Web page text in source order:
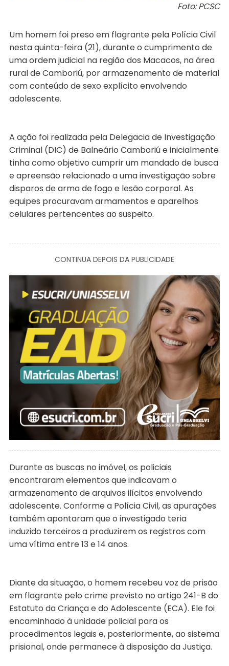
Foto: PCSC
Um homem foi preso em flagrante pela Polícia Civil
nesta quinta-feira (21), durante o cumprimento de
uma ordem judicial na região dos Macacos, na área
rural de Camboriú, por armazenamento de material
com conteúdo de sexo explícito envolvendo
adolescente.
A ação foi realizada pela Delegacia de Investigação
Criminal (DIC) de Balneário Camboriú e inicialmente
tinha como objetivo cumprir um mandado de busca
e apreensão relacionado a uma investigação sobre
disparos de arma de fogo e lesão corporal. As
equipes procuravam armamentos e aparelhos
celulares pertencentes ao suspeito.
CONTINUA DEPOIS DA PUBLICIDADE
Durante as buscas no imóvel, os policiais
encontraram elementos que indicavam o
armazenamento de arquivos ilícitos envolvendo
adolescente. Conforme a Polícia Civil, as apurações
também apontaram que o investigado teria
induzido terceiros a produzirem os registros com
uma vítima entre 13 e 14 anos.
Diante da situação, o homem recebeu voz de prisão
em flagrante pelo crime previsto no artigo 241-B do
Estatuto da Criança e do Adolescente (ECA). Ele foi
encaminhado à unidade policial para os
procedimentos legais e, posteriormente, ao sistema
prisional, onde permanece à disposição da Justiça.